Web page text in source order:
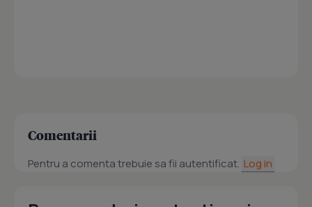
Comentarii
Pentru a comenta trebuie sa fii autentificat. Log in